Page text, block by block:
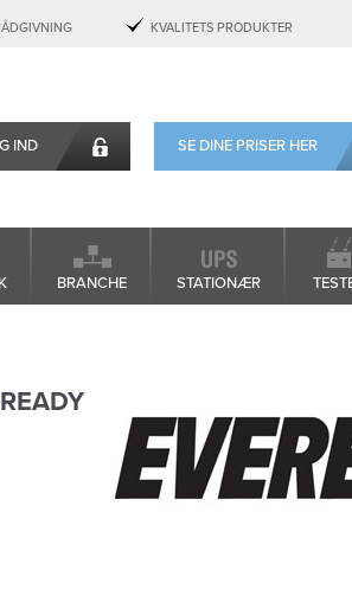
KVALITETS PRODUKTER
IND SE DINE PRISER HER
BRANCHE STATIONÆR